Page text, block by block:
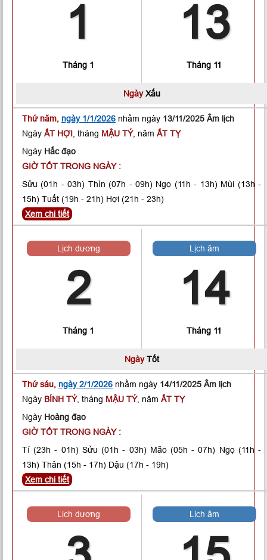
1
Tháng 1
13
Tháng 11
NgàyXấu
Thứ năm, ngày 1/1/2026 nhằm ngày 13/11/2025 Âm lịch
Ngày ẤT HỢI , tháng MẬU TÝ, năm ẤT TỴ
Ngày Hắc đạo
GIỜ TỐT TRONG NGÀY :
Sửu (01h - 03h) Thìn (07h - 09h) Ngọ (11h - 13h) Mùi (13h -
15h) Tuất (19h - 21h) Hợi (21h - 23h)
Xem chi tiết
Lịch dương
2
Tháng 1
Lịch âm
14
Tháng 11
NgàyTốt
Thứ sáu, ngày 2/1/2026 nhằm ngày 14/11/2025 Âm lịch
Ngày BÍNH TÝ, tháng MẬU TÝ, năm ẤT TỴ
Ngày Hoàng đạo
GIỜ TỐT TRONG NGÀY :
Tí (23h - 01h) Sửu (01h - 03h) Mão(05h - 07h) Ngọ(11h -
13h) Thân (15h - 17h) Dậu (17h - 19h)
Xem chi tiết
Lịch dương Lịch âm